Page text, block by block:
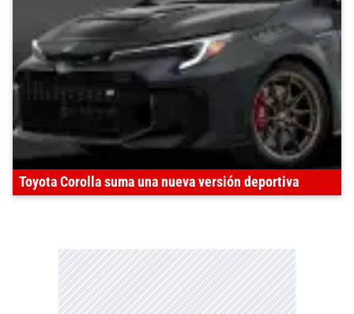
Toyota Corolla suma una nueva versión deportiva